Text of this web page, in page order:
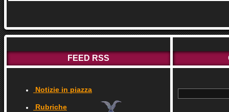
FEED RSS
Notizie in piazza
Rubriche